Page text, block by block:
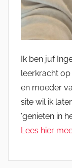
Ik ben juf
leerkracht op
en moeder
site wil ik
'genieten in
Lees hier